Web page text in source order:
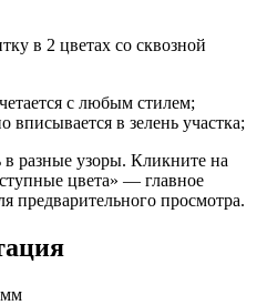
в 2 цветах со сквозной
с любым стилем;
вписывается в зелень участка;
разные узоры. Кликните на
цвета» — главное
предварительного просмотра.